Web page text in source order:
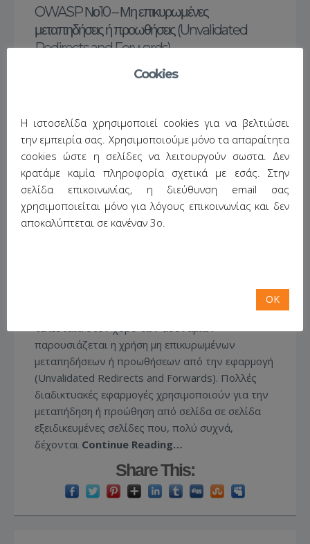
OWASP Νο10 – Μη επικυρωμένες
μεταπηδήσεις ή προωθήσεις (Unvalidated
Redirects and Forwards)
ασφάλεια
Παναγιώτη Καλαντζή,
παρουσιάζεται η χρήση μη επικυρωμένων
μεταπηδήσεων ή προωθήσεων από την εφαρμογή
(Unvalidated Redirects and Forwards). Πολλές
διαδικτυακές εφαρμογές χρησιμοποιούν για την
μεταπήδηση ή προώθηση από σελίδα σε σελίδα
εξειδικευμένες σελίδες που, πολύ συχνά,
δέχονται Continue Reading…
Share This:
Cookies
Η ιστοσελίδα χρησιμοποιεί cookies για να βελτιώσει
την εμπειρία σας. Χρησιμοποιούμε μόνο τα απαραίτητα
cookies ώστε η σελίδες να λειτουργούν σωστα. Δεν
κρατάμε καμία πληροφορία σχετικά με εσάς. Στην
σελίδα επικοινωνίας, η διεύθυνση email σας
χρησιμοποιείται μόνο για λόγους επικοινωνίας και δεν
αποκαλύπτεται σε κανέναν 3ο.
OK